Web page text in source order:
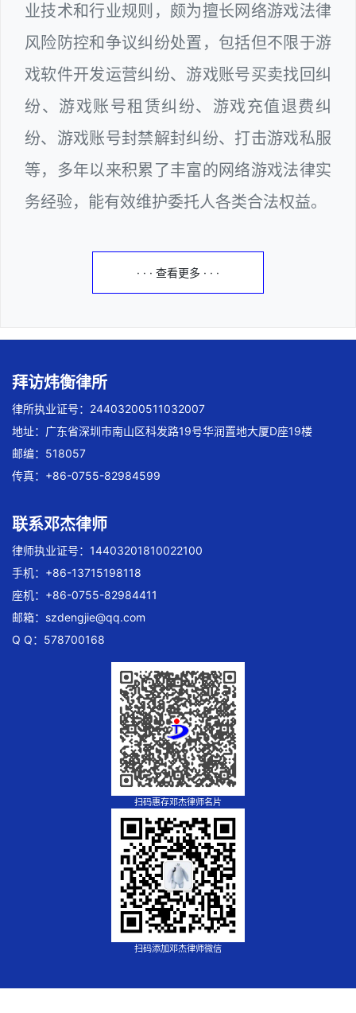
业技术和行业规则，颇为擅长网络游戏法律
风险防控和争议纠纷处置，包括但不限于游
戏软件开发运营纠纷、游戏账号买卖找回纠
纷、游戏账号租赁纠纷、游戏充值退费纠
纷、游戏账号封禁解封纠纷、打击游戏私服
等，多年以来积累了丰富的网络游戏法律实
务经验，能有效维护委托人各类合法权益。
· · · 查看更多 · · ·
拜访炜衡律所
律所执业证号：24403200511032007
地址：广东省深圳市南山区科发路19号华润置地大厦D座19楼
邮编：518057
传真：+86-0755-82984599
联系邓杰律师
律师执业证号：14403201810022100
手机：+86-13715198118
座机：+86-0755-82984411
邮箱： szdengjie@qq.com
Q Q：578700168
扫码惠存邓杰律师名片
扫码添加邓杰律师微信